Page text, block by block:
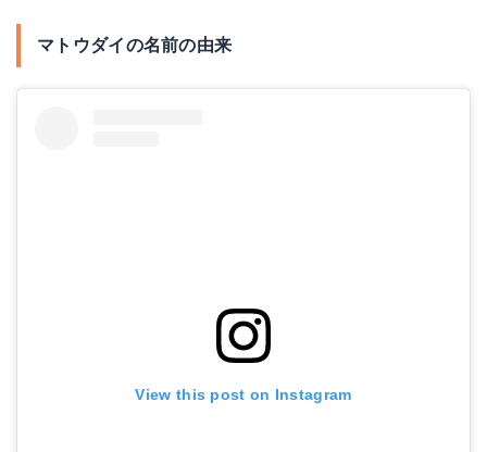
マトウダイの名前の由来
View this post on Instagram